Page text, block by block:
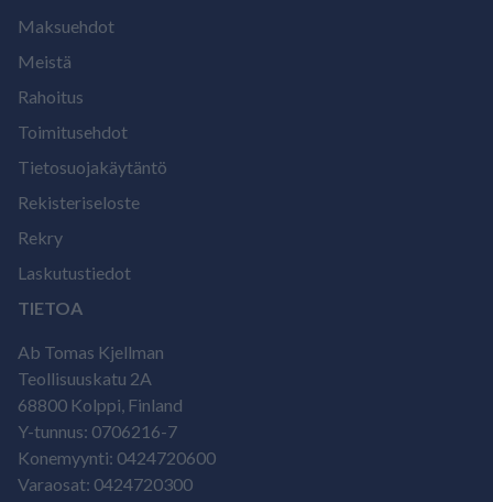
Maksuehdot
Meistä
Rahoitus
Toimitusehdot
Tietosuojakäytäntö
Rekisteriseloste
Rekry
Laskutustiedot
TIETOA
Ab Tomas Kjellman
Teollisuuskatu 2A
68800 Kolppi, Finland
Y-tunnus: 0706216-7
Konemyynti: 0424720600
Varaosat: 0424720300